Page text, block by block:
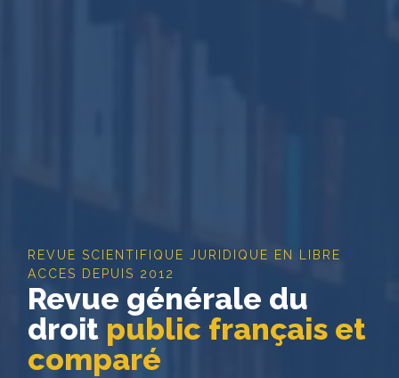
REVUE SCIENTIFIQUE JURIDIQUE EN LIBRE
ACCES DEPUIS 2012
Revue générale du
droit public français et
comparé